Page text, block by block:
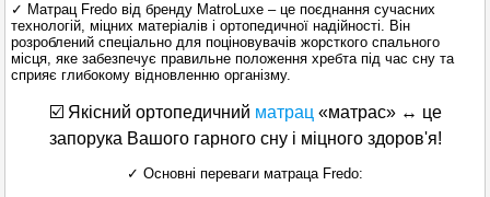
✓ Матрац Fredo від бренду MatroLuxe – це поєднання сучасних
технологій, міцних матеріалів і ортопедичної надійності. Він
розроблений спеціально для поціновувачів жорсткого спального
місця, яке забезпечує правильне положення хребта під час сну та
сприяє глибокому відновленню організму.
☑️ Якісний ортопедичний матрац «матрас» ↔ це
запорука Вашого гарного сну і міцного здоров'я!
✓ Основні переваги матраца Fredo: